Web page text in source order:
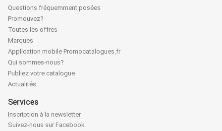
Questions fréquemment posées
Promouvez?
Toutes les offres
Marques
Application mobile Promocatalogues.fr
Qui sommes-nous?
Publiez votre catalogue
Actualités
Services
Inscription à la newsletter
Suivez-nous sur Facebook